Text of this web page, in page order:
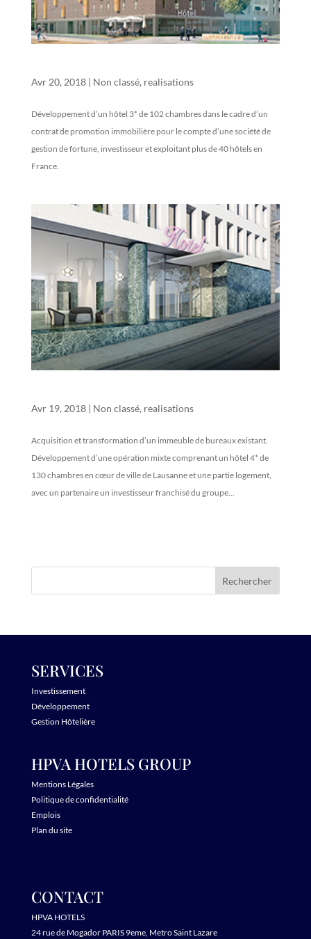
Avr 20, 2018| Non classé, realisations
Développement d’un hôtel 3* de 102 chambres dans le cadre d’un
contrat de promotion immobilière pour le compte d’une société de
gestion de fortune, investisseur et exploitant plus de 40 hôtels en
France.
Avr 19, 2018| Non classé, realisations
Acquisition et transformation d’un immeuble de bureaux existant.
Développement d’une opération mixte comprenant un hôtel 4* de
130 chambres en cœur de ville de Lausanne et une partie logement,
avec un partenaire un investisseur franchisé du groupe...
SERVICES
Investissement
Développement
Gestion Hôtelière
HPVA HOTELS GROUP
Mentions Légales
Politique de confidentialité
Emplois
Plan du site
CONTACT
HPVA HOTELS
24 rue de Mogador PARIS 9eme, Metro Saint Lazare